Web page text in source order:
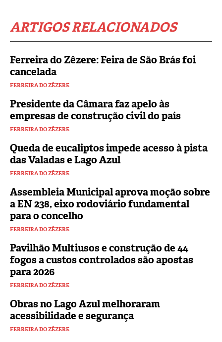
ARTIGOS RELACIONADOS
Ferreira do Zêzere: Feira de São Brás foi
cancelada
FERREIRA DO ZÊZERE
Presidente da Câmara faz apelo às
empresas de construção civil do país
FERREIRA DO ZÊZERE
Queda de eucaliptos impede acesso à pista
das Valadas e Lago Azul
FERREIRA DO ZÊZERE
Assembleia Municipal aprova moção sobre
a EN 238, eixo rodoviário fundamental
para o concelho
FERREIRA DO ZÊZERE
Pavilhão Multiusos e construção de 44
fogos a custos controlados são apostas
para 2026
FERREIRA DO ZÊZERE
Obras no Lago Azul melhoraram
acessibilidade e segurança
FERREIRA DO ZÊZERE